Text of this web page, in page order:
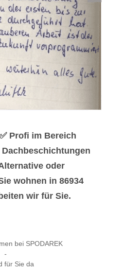
Profi im Bereich
oder
wohnen in 86934
wir für Sie.
bei SPODAREK
-
für Sie da